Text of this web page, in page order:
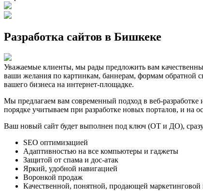
Разработка сайтов в Бишкеке
Уважаемые клиенты, мы рады предложить вам
ваши желания по картинкам, баннерам, формам обратной
вашего бизнеса на интернет-площадке.
Мы предлагаем вам современный подход в веб-
порядке учитываем при разработке новых порталов, и на
Ваш новый сайт будет выполнен под ключ (ОТ и ДО),
SEO оптимизацией
Адаптивностью на все компьютеры и гаджеты
Защитой от спама и дос-атак
Яркий, удобной навигацией
Воронкой продаж
Качественной, понятной, продающей маркетинговой